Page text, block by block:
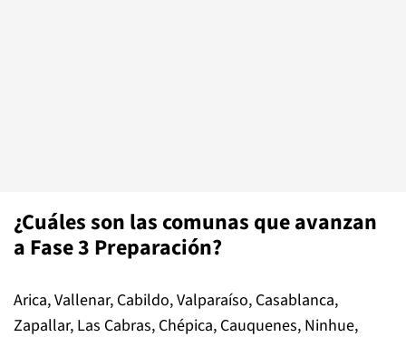
¿Cuáles son las comunas que avanzan
a Fase 3 Preparación?
Arica, Vallenar, Cabildo, Valparaíso, Casablanca,
Zapallar, Las Cabras, Chépica, Cauquenes, Ninhue,